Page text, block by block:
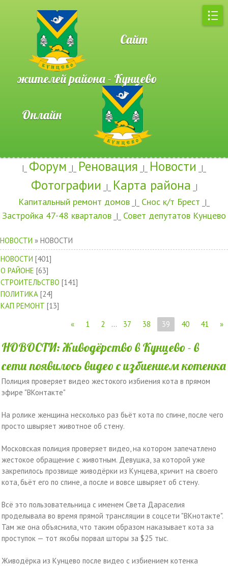
Сайт
жителей района - Кунцево
Онлайн
|_ Форум _|_ Реновация _|_ Новости _|_
Фотографии _|_ Карта района _|
Капитальный ремонт домов _|_ Снос к/т Брест _|_
Застройка 47-48 кварталов _|_ Совет депутатов Кунцево
НОВОСТИ » НОВОСТИ
НОВОСТИ [401]
О РАЙОНЕ [63]
СТРОИТЕЛЬСТВО [141]
ПОЛИТИКА [24]
КАП РЕМОНТ [13]
«
1 2 ... 37 38 39 40 41 »
НОВОСТИ: Живодёрство в Кунцево - в
сети появилось видео с избиением котенка
Полиция проверяет видео жестокого избиения кота в прямом
эфире "ВКонтакте"
На ролике женщина несколько раз бьёт кота по спине, после чего
просто швыряет животное об стену.
Московская полиция проверяет видео, на котором запечатлено
жестокое обращение с животным. Девушка, за которой уже
закрепилось прозвище живодёрки из Кунцева, кричит на своего
кота, бьёт его по спине, а после и вовсе швыряет об стену.
Всё это пользовательница с именем Света Дараселия
проделывала во время прямой трансляции в соцсети "ВКнотакте".
Там же она объяснила, что таким образом наказывает кота за
проступок — тот якобы порвал шторы за $25 тыс.
Живодёрка из Кунцево после видео с избиением котенка